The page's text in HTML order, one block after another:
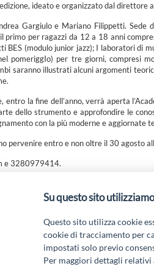
ideato e organizzato dal direttore
Gargiulo e Mariano Filippetti. Sede
per ragazzi da 12 a 18 anni
BES (modulo junior jazz); I laboratori di
pomeriggIo) per tre giorni, compresi
saranno illustrati alcuni argomenti
entro la fine dell’anno, verrà aperta
dello strumento e approfondire le
con la più moderne e aggiornate
pervenire entro e non oltre il 30 agosto
e 3280979414.
Abruzzo - mis. 19 PSL La Terra dei
19.2.1.MA3.18 – Progetto
Su questo sito
Questo sito utilizza cookie
cookie di tracciamento per
impostati solo previo
Per maggiori dettagli relativi